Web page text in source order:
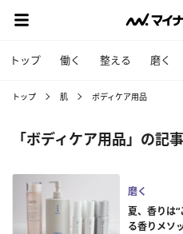
トップ 働く 整える 磨く
トップ 肌 ボディケア用品
「ボディケア用品」の記
磨く
夏、香りは
る香りメソ